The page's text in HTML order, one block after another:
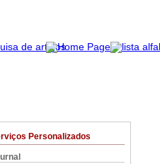
Personalizados